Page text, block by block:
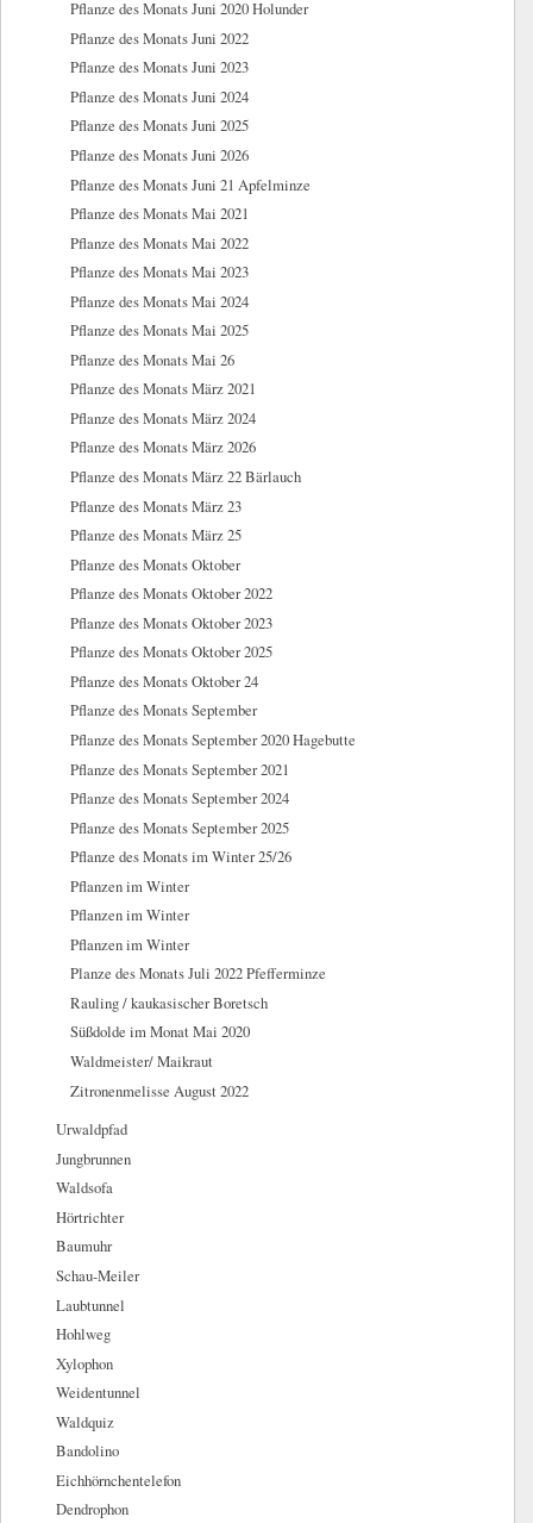
Pflanze des Monats Juni 2020 Holunder
Pflanze des Monats Juni 2022
Pflanze des Monats Juni 2023
Pflanze des Monats Juni 2024
Pflanze des Monats Juni 2025
Pflanze des Monats Juni 2026
Pflanze des Monats Juni 21 Apfelminze
Pflanze des Monats Mai 2021
Pflanze des Monats Mai 2022
Pflanze des Monats Mai 2023
Pflanze des Monats Mai 2024
Pflanze des Monats Mai 2025
Pflanze des Monats Mai 26
Pflanze des Monats März 2021
Pflanze des Monats März 2024
Pflanze des Monats März 2026
Pflanze des Monats März 22 Bärlauch
Pflanze des Monats März 23
Pflanze des Monats März 25
Pflanze des Monats Oktober
Pflanze des Monats Oktober 2022
Pflanze des Monats Oktober 2023
Pflanze des Monats Oktober 2025
Pflanze des Monats Oktober 24
Pflanze des Monats September
Pflanze des Monats September 2020 Hagebutte
Pflanze des Monats September 2021
Pflanze des Monats September 2024
Pflanze des Monats September 2025
Pflanze des Monats im Winter 25/26
Pflanzen im Winter
Pflanzen im Winter
Pflanzen im Winter
Planze des Monats Juli 2022 Pfefferminze
Rauling / kaukasischer Boretsch
Süßdolde im Monat Mai 2020
Waldmeister/ Maikraut
Zitronenmelisse August 2022
Urwaldpfad
Jungbrunnen
Waldsofa
Hörtrichter
Baumuhr
Schau-Meiler
Laubtunnel
Hohlweg
Xylophon
Weidentunnel
Waldquiz
Bandolino
Eichhörnchentelefon
Dendrophon